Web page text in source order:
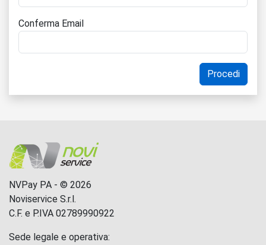
Conferma Email
NVPay PA - © 2026
Noviservice S.r.l.
C.F. e P.IVA 02789990922
Sede legale e operativa: